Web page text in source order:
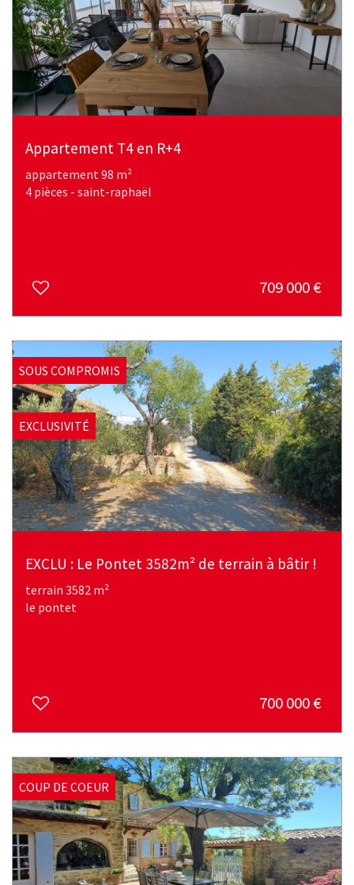
Appartement T4 en R+4
appartement 98 m²
4 pièces - saint-raphaël
709 000€
SOUS COMPROMIS
EXCLUSIVITÉ
EXCLU : Le Pontet 3582m² de terrain à bâtir !
terrain 3582 m²
le pontet
700 000€
COUP DE COEUR